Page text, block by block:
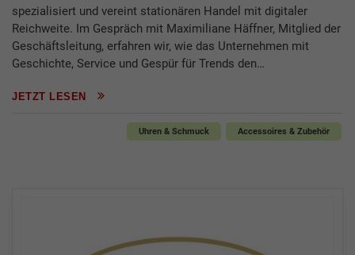
spezialisiert und vereint stationären Handel mit digitaler
Reichweite. Im Gespräch mit Maximiliane Häffner, Mitglied der
Geschäftsleitung, erfahren wir, wie das Unternehmen mit
Geschichte, Service und Gespür für Trends den…
JETZT LESEN
Uhren & Schmuck Accessoires & Zubehör